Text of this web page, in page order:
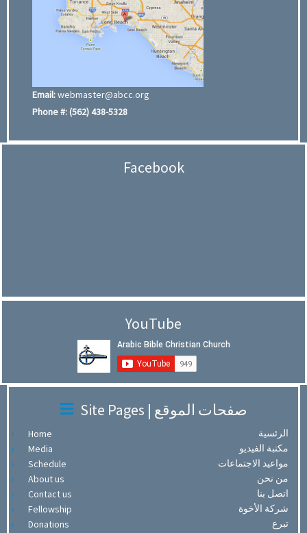
Email:webmaster@abcc.org
Phone #:(562) 438-5328
Facebook
YouTube
Site Pages | صفحات الموقع
Home
الرئسية
Media
مكتبة الفيديو
Schedule
مواعيد الاجتماعات
About us
من نحن
Contact us
اتصل بنا
Fellowship
شركة الأخوة
Donations
تبرع